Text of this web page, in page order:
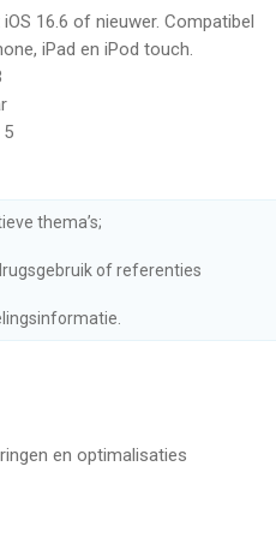
van het laatste (lokale)
politiek en meer, wij houden
nieuws in de ‘Uitgelicht’-
rijtje, ontdek de hoogtepunten
in één oogopslag.
papieren krant:
of maak gebruik van ons
om de kranten offline te
onze samenleving:
over cultuur, politiek,
meer.
16.6 of nieuwer. Compatibel
iPad en iPod touch.
5
thema’s;
of referenties
en optimalisaties